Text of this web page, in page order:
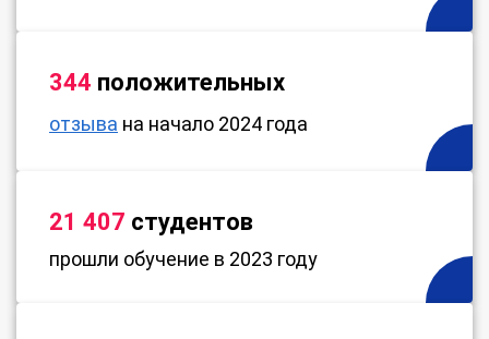
344 положительных
отзыва на начало 2024 года
21 407 студентов
прошли обучение в 2023 году